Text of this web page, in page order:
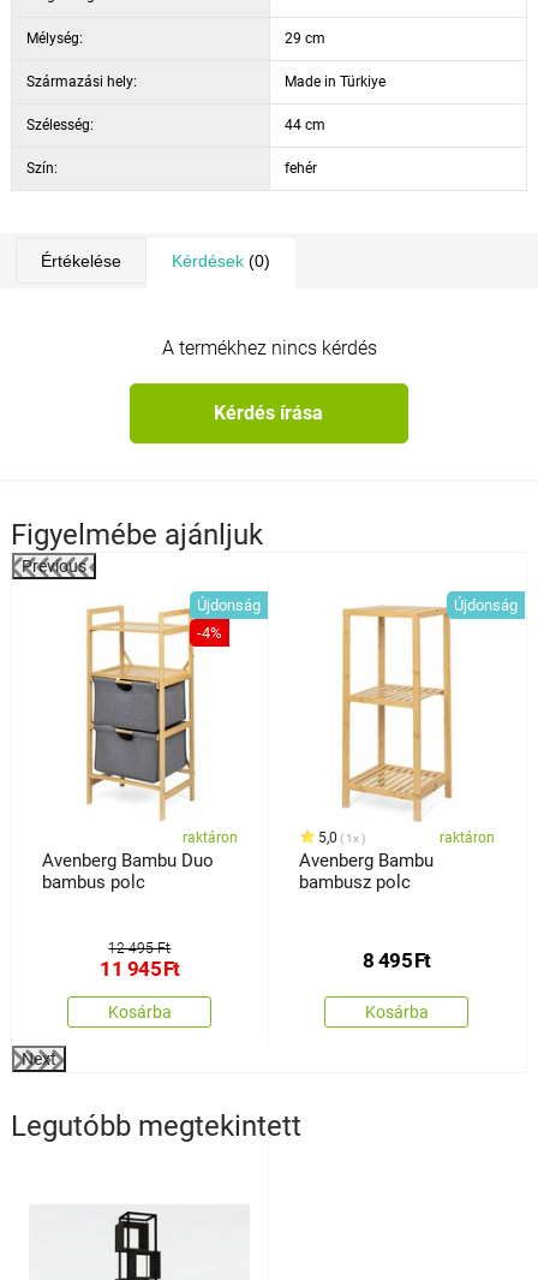
Mélység: 29 cm
Származási hely: Made in Türkiye
Szélesség: 44 cm
Szín: fehér
Értékelése Kérdések(0)
A termékhez nincs kérdés
Kérdés írása
Figyelmébe ajánljuk
Previous
Újdonság
-4%
raktáron
Avenberg Bambu Duo
bambus polc
12 495 Ft
11 945Ft
Kosárba
Újdonság
5,0 1x raktáron
Avenberg Bambu
bambusz polc
8 495Ft
Kosárba
Next
Legutóbb megtekintett